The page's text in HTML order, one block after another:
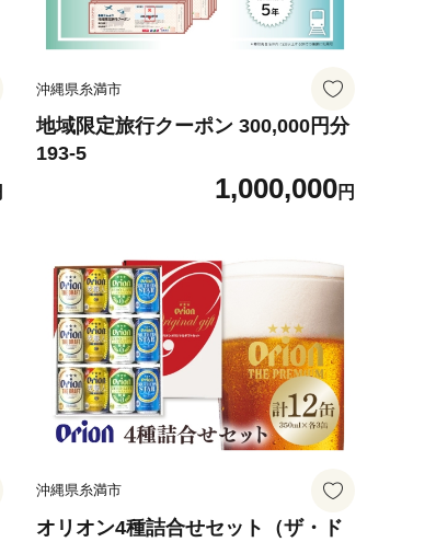
沖縄県糸満市
地域限定旅行クーポン 300,000円分
193-5
1,000,000円
沖縄県糸満市
オリオン4種詰合せセット（ザ・ド